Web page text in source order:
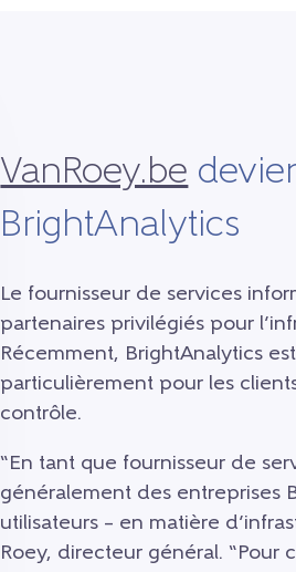
VanRoey.be
BrightAnalytics
Le fournisseur de services
partenaires privilégiés pour
Récemment, BrightAnalytics
particulièrement pour les
contrôle.
“En tant que fournisseur de
généralement des entreprises
utilisateurs – en matière
Roey, directeur général. “Pour